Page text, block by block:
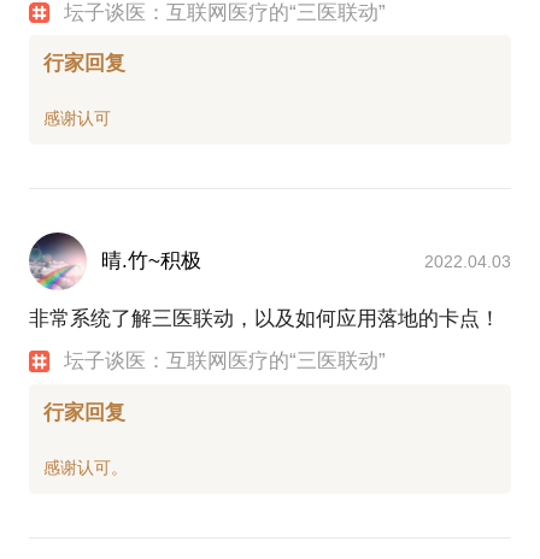
坛子谈医：互联网医疗的“三医联动”
行家回复
晴.竹~积极 2022.04.03
非常系统了解三医联动，以及如何应用落地的卡点！
坛子谈医：互联网医疗的“三医联动”
行家回复